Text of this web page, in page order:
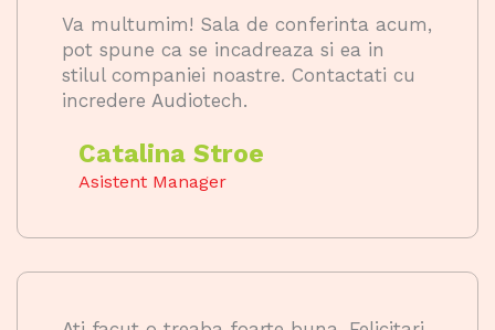
Va multumim! Sala de conferinta acum,
pot spune ca se incadreaza si ea in
stilul companiei noastre. Contactati cu
incredere Audiotech.
Catalina Stroe
Asistent Manager